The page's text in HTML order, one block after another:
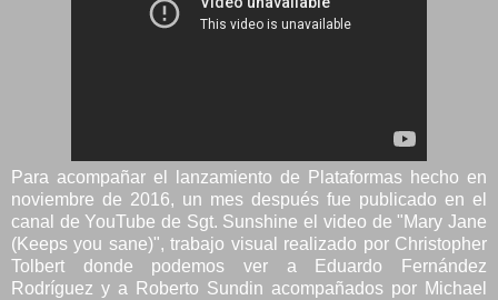
Para acompañar el lanzamiento de Plataformas hecho en
noviembre de 2016, un mes después fue publicado en el
canal de YouTube de Sgt. Sunshine el video de "Mary Jane
(Keeps you sane)", trabajo visual realizado por Christopher
Tolbert donde podemos ver a Eduardo Fernández
Rodríguez y a Roberto Sundin acompañados por Michael